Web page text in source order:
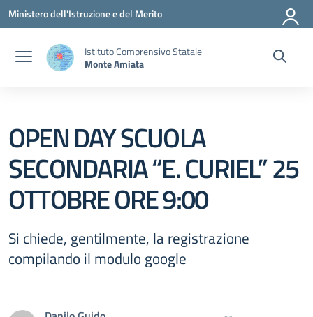
Vai ai contenuti
Vai al menu di navigazione
Vai al footer
Ministero dell'Istruzione e del Merito
Istituto Comprensivo Statale
Monte Amiata
OPEN DAY SCUOLA
SECONDARIA “E. CURIEL” 25
OTTOBRE ORE 9:00
Si chiede, gentilmente, la registrazione
compilando il modulo google